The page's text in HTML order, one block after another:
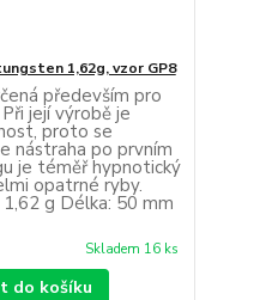
1,62g, vzor GP8
především pro
její výrobě je
proto se
nástraha po prvním
je téměř hypnotický
opatrné ryby.
g Délka: 50 mm
Skladem 16 ks
do košíku